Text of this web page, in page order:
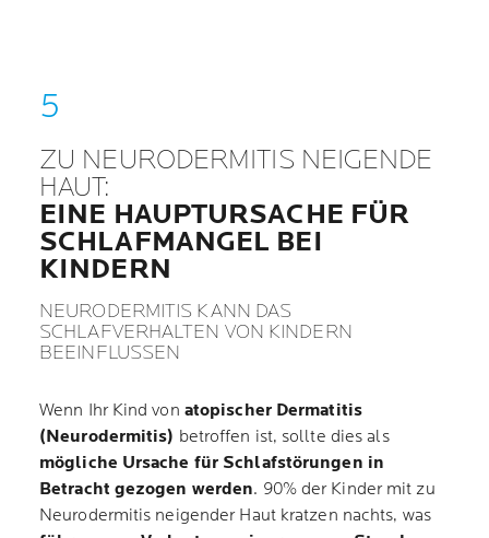
ZU NEURODERMITIS NEIGENDE
HAUT:
EINE HAUPTURSACHE FÜR
SCHLAFMANGEL BEI
KINDERN
NEURODERMITIS KANN DAS
SCHLAFVERHALTEN VON KINDERN
BEEINFLUSSEN
Wenn Ihr Kind von atopischer Dermatitis
(Neurodermitis) betroffen ist, sollte dies als
mögliche Ursache für Schlafstörungen in
Betracht gezogen werden. 90% der Kinder mit zu
Neurodermitis neigender Haut kratzen nachts, was